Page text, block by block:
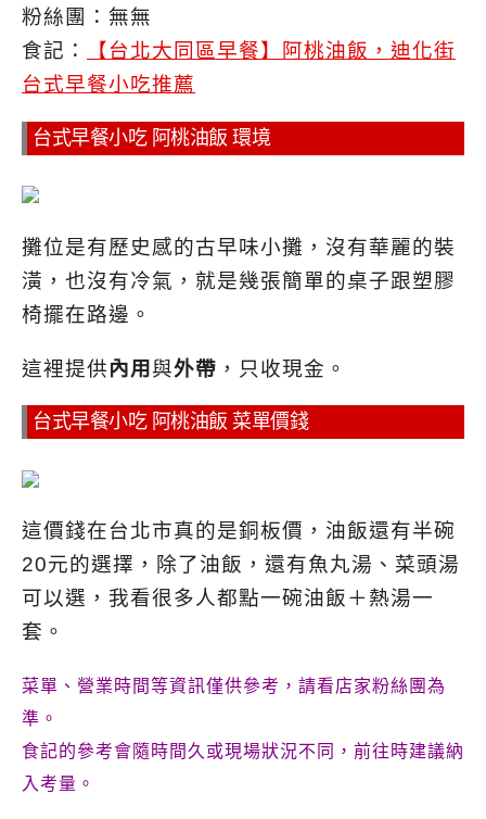
粉絲團：無無
食記：
【台北大同區早餐】阿桃油飯，迪化街
台式早餐小吃推薦
台式早餐小吃 阿桃油飯 環境
攤位是有歷史感的古早味小攤，沒有華麗的裝
潢，也沒有冷氣，就是幾張簡單的桌子跟塑膠
椅擺在路邊。
這裡提供內用與外帶 ，只收現金。
台式早餐小吃 阿桃油飯 菜單價錢
這價錢在台北市真的是銅板價，油飯還有半碗
20元的選擇， 除了油飯，還有魚丸湯、菜頭湯
可以選，我看很多人都點一碗油飯＋熱湯一
套。
菜單、營業時間等資訊僅供參考，請看店家粉絲團為
準。
食記的參考會隨時間久或現場狀況不同，前往時建議納
入考量。